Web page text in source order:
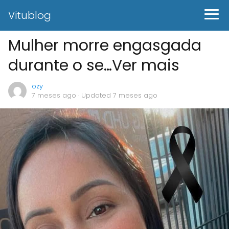
Vitublog
Mulher morre engasgada
durante o se…Ver mais
ozy
7 meses ago · Updated 7 meses ago